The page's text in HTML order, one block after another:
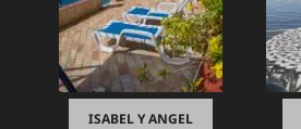
ISABEL Y ANGEL